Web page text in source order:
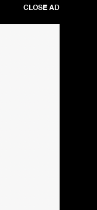
CLOSE AD